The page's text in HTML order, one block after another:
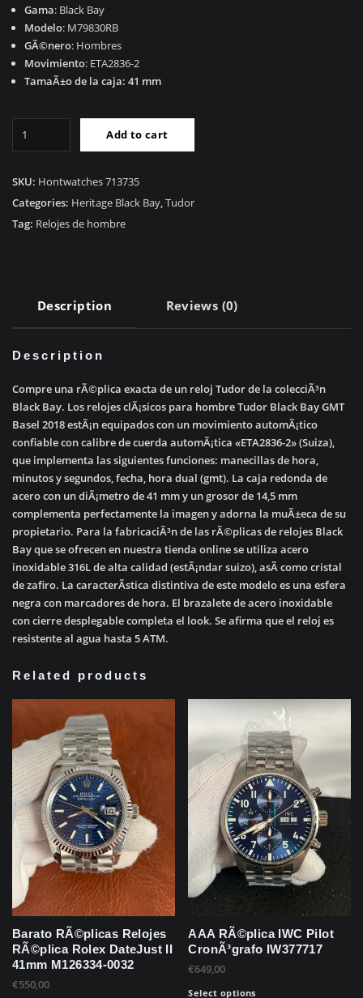
Gama: Black Bay
Modelo: M79830RB
GÃ©nero: Hombres
Movimiento: ETA2836-2
TamaÃ±o de la caja: 41 mm
Bay
GMT
M79830RB
Add to cart
SKU: Hontwatches 713735
Categories: Heritage Black Bay,Tudor
Tag: Relojes de hombre
Description Reviews (0)
Description
Compre una rÃ©plica exacta de un reloj Tudor de la colecciÃ³n
Black Bay. Los relojes clÃ¡sicos para hombre Tudor Black Bay GMT
Basel 2018 estÃ¡n equipados con un movimiento automÃ¡tico
confiable con calibre de cuerda automÃ¡tica «ETA2836-2» (Suiza),
que implementa las siguientes funciones: manecillas de hora,
minutos y segundos, fecha, hora dual (gmt). La caja redonda de
acero con un diÃ¡metro de 41 mm y un grosor de 14,5 mm
complementa perfectamente la imagen y adorna la muÃ±eca de su
propietario. Para la fabricaciÃ³n de las rÃ©plicas de relojes Black
Bay que se ofrecen en nuestra tienda online se utiliza acero
inoxidable 316L de alta calidad (estÃ¡ndar suizo), asÃ­ como cristal
de zafiro. La caracterÃ­stica distintiva de este modelo es una esfera
negra con marcadores de hora. El brazalete de acero inoxidable
con cierre desplegable completa el look. Se afirma que el reloj es
resistente al agua hasta 5 ATM.
Related products
Barato RÃ©plicas Relojes
RÃ©plica Rolex DateJust II
41mm M126334-0032
€550,00
AAA RÃ©plica IWC Pilot
CronÃ³grafo IW377717
€649,00
Select options